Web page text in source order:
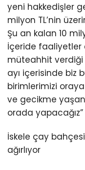
yeni hakkedişler
milyon TL’nin
Şu an kalan 10
İçeride faaliyetler
müteahhit verdiği
ayı içerisinde biz
birimlerimizi
ve gecikme
orada
İskele çay
ağırlıyor